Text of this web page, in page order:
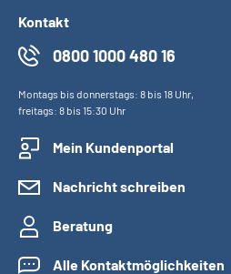
Kontakt
0800 1000 480 16
Montags bis donnerstags: 8 bis 18 Uhr,
freitags: 8 bis 15:30 Uhr
Mein Kundenportal
Nachricht schreiben
Beratung
Alle Kontaktmöglichkeiten